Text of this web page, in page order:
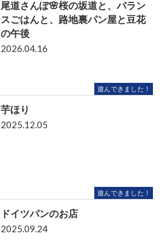
尾道さんぽ🌸桜の坂道と、バラン
スごはんと、路地裏パン屋と豆花
の午後
遊んできました！
2026.04.16
芋ほり
遊んできました！
2025.12.05
ドイツパンのお店
2025.09.24